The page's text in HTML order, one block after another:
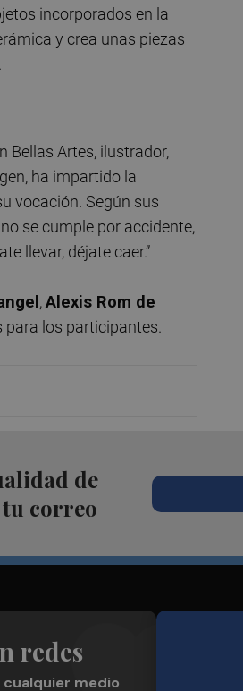
incorporados en la
y crea unas piezas
Bellas Artes, ilustrador,
ha impartido la
vocación. Según sus
se cumple por accidente,
llevar, déjate caer.”
,Alexis Rom de
para los participantes.
de
tu correo
redes
cualquier medio